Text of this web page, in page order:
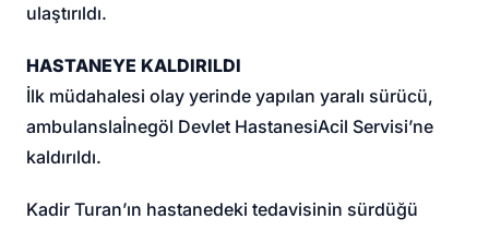
ulaştırıldı.
HASTANEYE KALDIRILDI
İlk müdahalesi olay yerinde yapılan yaralı sürücü,
ambulanslaİnegöl Devlet HastanesiAcil Servisi’ne
kaldırıldı.
Kadir Turan’ın hastanedeki tedavisinin sürdüğü